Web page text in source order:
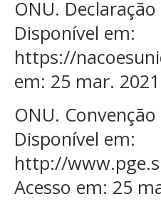
ONU.
Disponível em:
https://
em: 25 mar.
ONU.
Disponível em:
http://
Acesso em: 25